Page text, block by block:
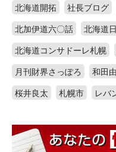
北海道開拓 社長ブログ
北加伊道六〇話
北海道
北海道コンサドーレ札幌
月刊財界さっぽろ
和田
桜井良太
札幌市 レバ